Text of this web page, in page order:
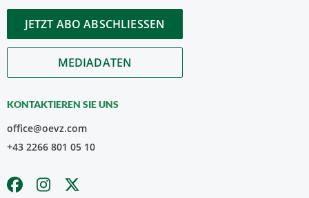
JETZT ABO ABSCHLIESSEN
MEDIADATEN
KONTAKTIEREN SIE UNS
office@oevz.com
+43 2266 801 05 10